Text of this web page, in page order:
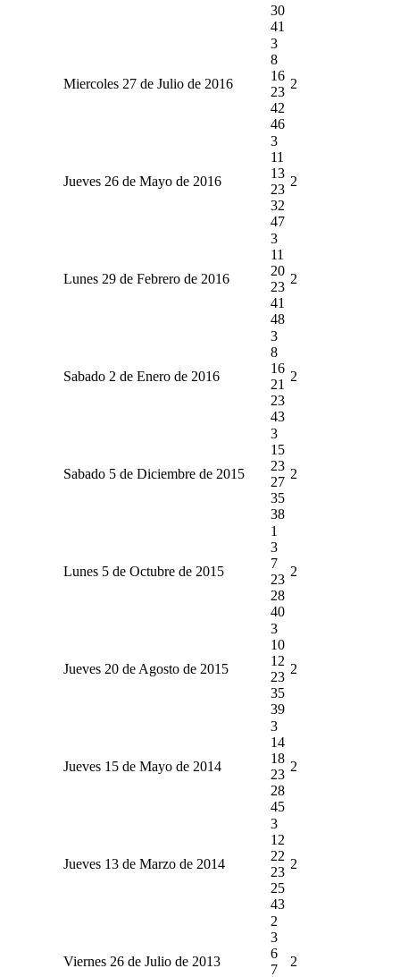
30
41
Miercoles 27 de Julio de 2016
3
8
16
23
42
46
2
Jueves 26 de Mayo de 2016
3
11
13
23
32
47
2
Lunes 29 de Febrero de 2016
3
11
20
23
41
48
2
Sabado 2 de Enero de 2016
3
8
16
21
23
43
2
Sabado 5 de Diciembre de 2015
3
15
23
27
35
38
2
Lunes 5 de Octubre de 2015
1
3
7
23
28
40
2
Jueves 20 de Agosto de 2015
3
10
12
23
35
39
2
Jueves 15 de Mayo de 2014
3
14
18
23
28
45
2
Jueves 13 de Marzo de 2014
3
12
22
23
25
43
2
Viernes 26 de Julio de 2013
2
3
6
7
2